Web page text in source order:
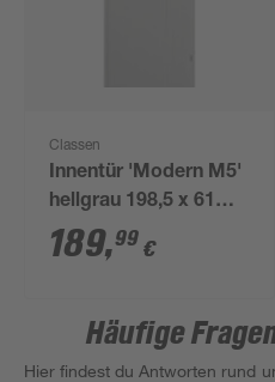
Classen
Innentür 'Modern M5'
hellgrau 198,5 x 61
cm, Rechtsanschlag
189,99 €
Häufige
Hier findest du Antworten rund